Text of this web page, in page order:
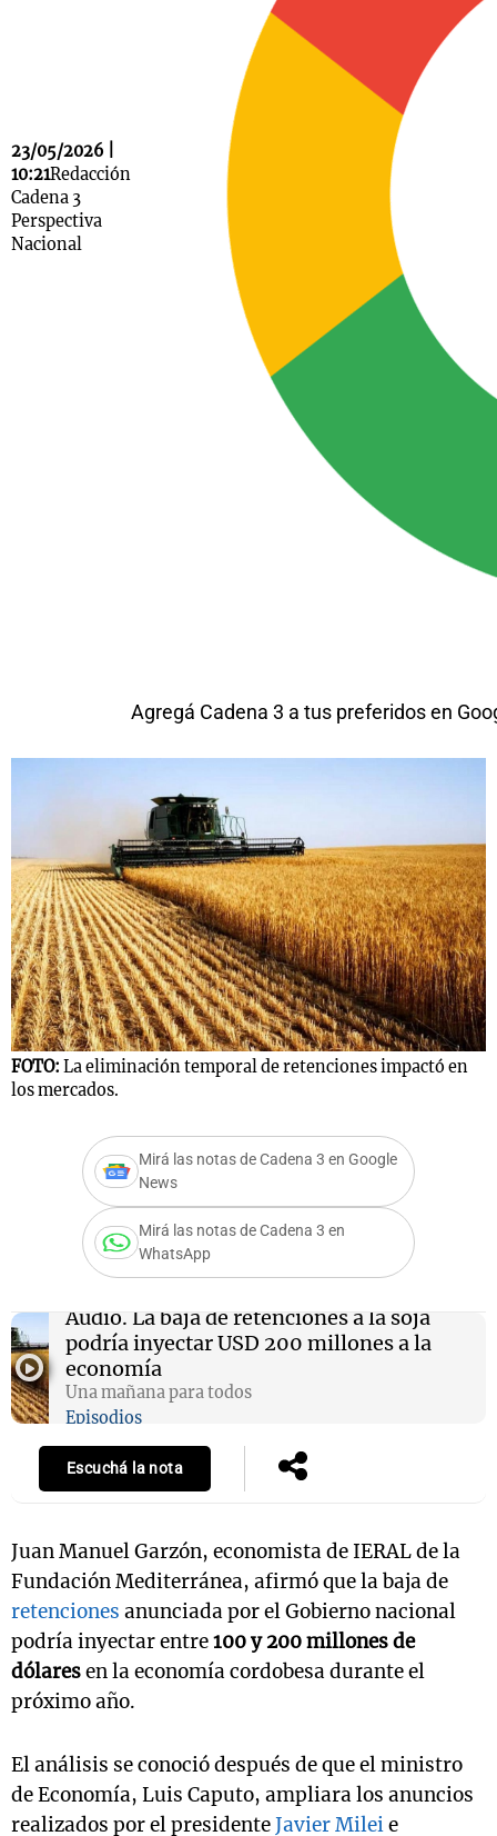
23/05/2026 |
10:21Redacción
Cadena 3
Perspectiva
Nacional
Agregá Cadena 3 a tus preferidos en
FOTO: La eliminación temporal de retenciones impactó en
los mercados.
Mirá las notas de Cadena 3 en Google
News
Mirá las notas de Cadena 3 en
WhatsApp
Audio. La baja de retenciones a la soja
podría inyectar USD 200 millones a la
economía
Una mañana para todos
Episodios
Escuchá la nota
Juan Manuel Garzón, economista de IERAL de la
Fundación Mediterránea, afirmó que la baja de
retenciones anunciada por el Gobierno nacional
podría inyectar entre100 y 200 millones de
dólaresen la economía cordobesa durante el
próximo año.
El análisis se conoció después de que el ministro
de Economía, Luis Caputo, ampliara los anuncios
realizados por el presidenteJavier Mileie